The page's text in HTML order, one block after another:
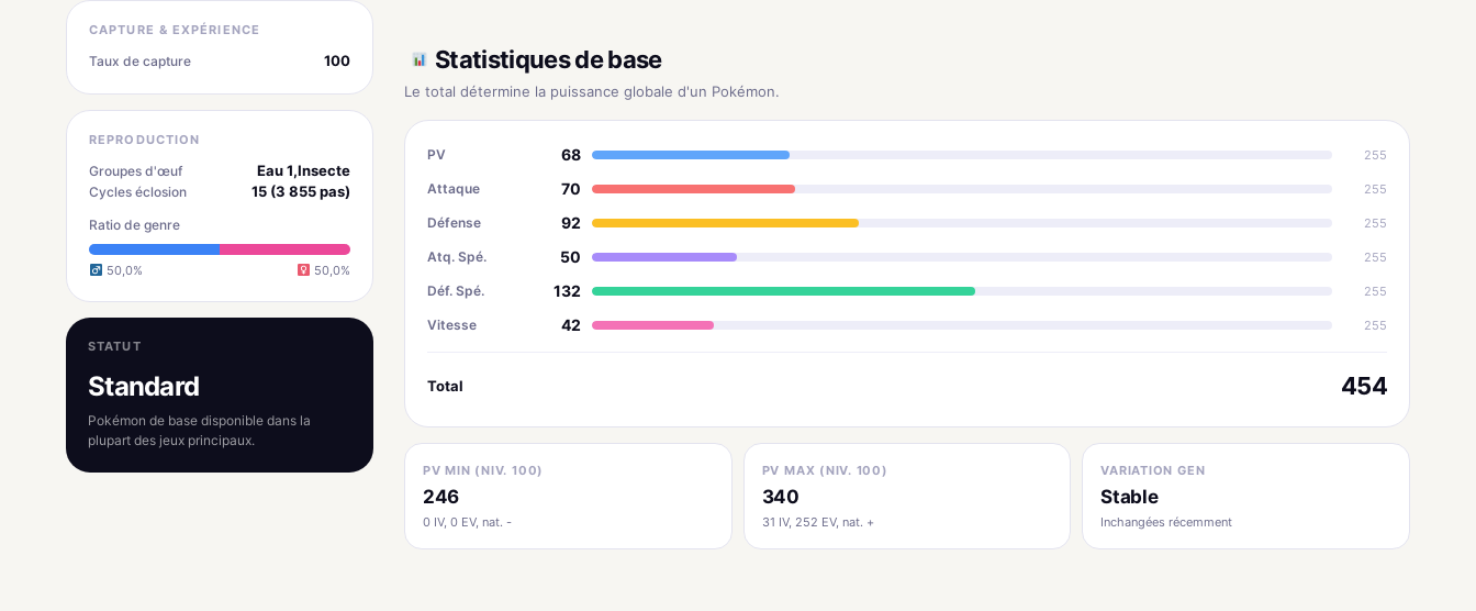
CAPTURE & EXPÉRIENCE
Taux de capture 100
REPRODUCTION
Groupes d'œuf Eau 1,Insecte
Cycles éclosion 15 (3 855 pas)
Ratio de genre
50,0% 50,0%
STATUT
Standard
Pokémon de base disponible dans la
plupart des jeux principaux.
Statistiques de base
Le total détermine la puissance globale d'un Pokémon.
PV 68 255
Attaque 70 255
Défense 92 255
Atq. Spé. 50 255
Déf. Spé. 132 255
Vitesse 42 255
Total 454
PV MIN (NIV. 100)
246
0 IV, 0 EV, nat. -
PV MAX (NIV. 100)
340
31 IV, 252 EV, nat. +
VARIATION GEN
Stable
Inchangées récemment